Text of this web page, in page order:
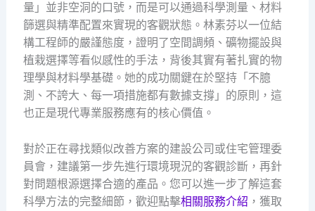
量」並非空洞的口號，而是可以通過科學測量、材料
篩選與精準配置來實現的客觀狀態。林素芬以一位結
構工程師的嚴謹態度，證明了空間調頻、礦物擺設與
植栽選擇等看似感性的手法，背後其實有著扎實的物
理學與材料學基礎。她的成功關鍵在於堅持「不臆
測、不誇大、每一項措施都有數據支撐」的原則，這
也正是現代專業服務應有的核心價值。
對於正在尋找類似改善方案的建設公司或住宅管理委
員會，建議第一步先進行環境現況的客觀診斷，再針
對問題根源選擇合適的產品。您可以進一步了解這套
科學方法的完整細節，歡迎點擊相關服務介紹 ，獲取